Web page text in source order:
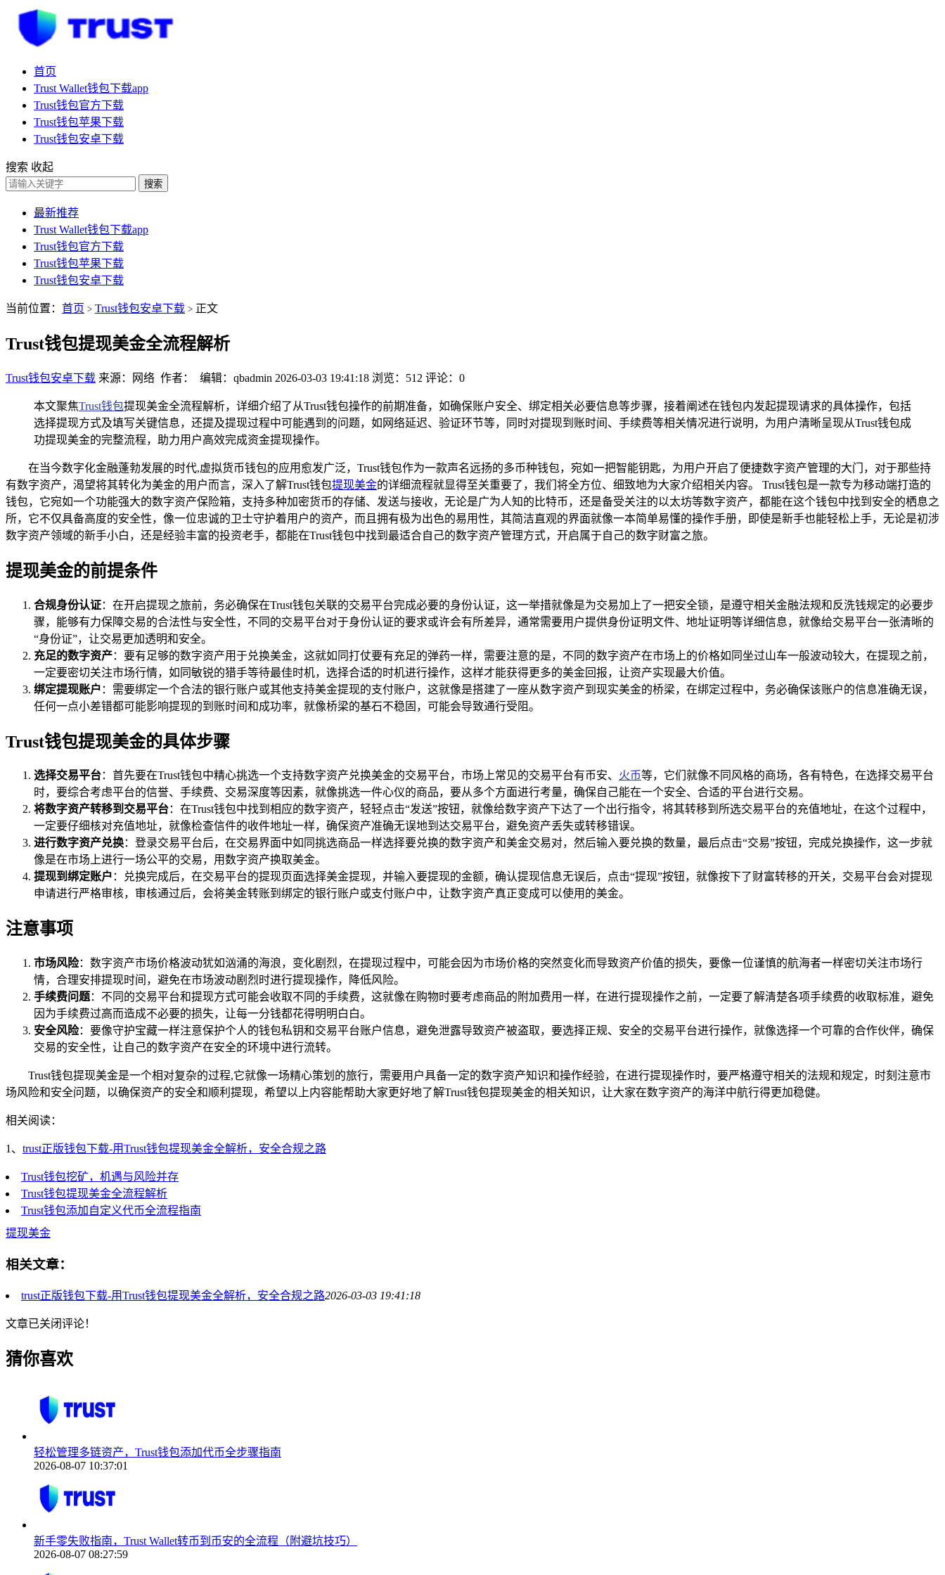
首页
Trust Wallet钱包下载app
Trust钱包官方下载
Trust钱包苹果下载
Trust钱包安卓下载
搜索 收起
搜索
最新推荐
Trust Wallet钱包下载app
Trust钱包官方下载
Trust钱包苹果下载
Trust钱包安卓下载
当前位置： 首页 > Trust钱包安卓下载 > 正文
Trust钱包提现美金全流程解析
Trust钱包安卓下载 来源：网络 作者： 编辑：qbadmin 2026-03-03 19:41:18 浏览：512 评论：0
本文聚焦Trust钱包提现美金全流程解析，详细介绍了从Trust钱包操作的前期准备，如确保账户安全、绑定相关必要信息等步骤，接着阐述在钱包内发起提现请求的具体操作，包括
选择提现方式及填写关键信息，还提及提现过程中可能遇到的问题，如网络延迟、验证环节等，同时对提现到账时间、手续费等相关情况进行说明，为用户清晰呈现从Trust钱包成
功提现美金的完整流程，助力用户高效完成资金提现操作。
在当今数字化金融蓬勃发展的时代,虚拟货币钱包的应用愈发广泛，Trust钱包作为一款声名远扬的多币种钱包，宛如一把智能钥匙，为用户开启了便捷数字资产管理的大门，对于那些持
有数字资产，渴望将其转化为美金的用户而言，深入了解Trust钱包提现美金的详细流程就显得至关重要了，我们将全方位、细致地为大家介绍相关内容。 Trust钱包是一款专为移动端打造的
钱包，它宛如一个功能强大的数字资产保险箱，支持多种加密货币的存储、发送与接收，无论是广为人知的比特币，还是备受关注的以太坊等数字资产，都能在这个钱包中找到安全的栖息之
所，它不仅具备高度的安全性，像一位忠诚的卫士守护着用户的资产，而且拥有极为出色的易用性，其简洁直观的界面就像一本简单易懂的操作手册，即使是新手也能轻松上手，无论是初涉
数字资产领域的新手小白，还是经验丰富的投资老手，都能在Trust钱包中找到最适合自己的数字资产管理方式，开启属于自己的数字财富之旅。
提现美金的前提条件
合规身份认证：在开启提现之旅前，务必确保在Trust钱包关联的交易平台完成必要的身份认证，这一举措就像是为交易加上了一把安全锁，是遵守相关金融法规和反洗钱规定的必要步
骤，能够有力保障交易的合法性与安全性，不同的交易平台对于身份认证的要求或许会有所差异，通常需要用户提供身份证明文件、地址证明等详细信息，就像给交易平台一张清晰的
“身份证”，让交易更加透明和安全。
充足的数字资产：要有足够的数字资产用于兑换美金，这就如同打仗要有充足的弹药一样，需要注意的是，不同的数字资产在市场上的价格如同坐过山车一般波动较大，在提现之前，
一定要密切关注市场行情，如同敏锐的猎手等待最佳时机，选择合适的时机进行操作，这样才能获得更多的美金回报，让资产实现最大价值。
绑定提现账户 ：需要绑定一个合法的银行账户或其他支持美金提现的支付账户，这就像是搭建了一座从数字资产到现实美金的桥梁，在绑定过程中，务必确保该账户的信息准确无误，
任何一点小差错都可能影响提现的到账时间和成功率，就像桥梁的基石不稳固，可能会导致通行受阻。
Trust钱包提现美金的具体步骤
选择交易平台：首先要在Trust钱包中精心挑选一个支持数字资产兑换美金的交易平台，市场上常见的交易平台有币安、 火币等，它们就像不同风格的商场，各有特色，在选择交易平台
时，要综合考虑平台的信誉、手续费、交易深度等因素，就像挑选一件心仪的商品，要从多个方面进行考量，确保自己能在一个安全、合适的平台进行交易。
将数字资产转移到交易平台：在Trust钱包中找到相应的数字资产，轻轻点击“发送”按钮，就像给数字资产下达了一个出行指令，将其转移到所选交易平台的充值地址，在这个过程中，
一定要仔细核对充值地址，就像检查信件的收件地址一样，确保资产准确无误地到达交易平台，避免资产丢失或转移错误。
进行数字资产兑换：登录交易平台后，在交易界面中如同挑选商品一样选择要兑换的数字资产和美金交易对，然后输入要兑换的数量，最后点击“交易”按钮，完成兑换操作，这一步就
像是在市场上进行一场公平的交易，用数字资产换取美金。
提现到绑定账户 ：兑换完成后，在交易平台的提现页面选择美金提现，并输入要提现的金额，确认提现信息无误后，点击“提现”按钮，就像按下了财富转移的开关，交易平台会对提现
申请进行严格审核，审核通过后，会将美金转账到绑定的银行账户或支付账户中，让数字资产真正变成可以使用的美金。
注意事项
市场风险：数字资产市场价格波动犹如汹涌的海浪，变化剧烈，在提现过程中，可能会因为市场价格的突然变化而导致资产价值的损失，要像一位谨慎的航海者一样密切关注市场行
情，合理安排提现时间，避免在市场波动剧烈时进行提现操作，降低风险。
手续费问题：不同的交易平台和提现方式可能会收取不同的手续费，这就像在购物时要考虑商品的附加费用一样，在进行提现操作之前，一定要了解清楚各项手续费的收取标准，避免
因为手续费过高而造成不必要的损失，让每一分钱都花得明明白白。
安全风险：要像守护宝藏一样注意保护个人的钱包私钥和交易平台账户信息，避免泄露导致资产被盗取，要选择正规、安全的交易平台进行操作，就像选择一个可靠的合作伙伴，确保
交易的安全性，让自己的数字资产在安全的环境中进行流转。
Trust钱包提现美金是一个相对复杂的过程,它就像一场精心策划的旅行，需要用户具备一定的数字资产知识和操作经验，在进行提现操作时，要严格遵守相关的法规和规定，时刻注意市
场风险和安全问题，以确保资产的安全和顺利提现，希望以上内容能帮助大家更好地了解Trust钱包提现美金的相关知识，让大家在数字资产的海洋中航行得更加稳健。
相关阅读：
1、 trust正版钱包下载-用Trust钱包提现美金全解析，安全合规之路
Trust钱包挖矿，机遇与风险并存
Trust钱包提现美金全流程解析
Trust钱包添加自定义代币全流程指南
提现美金
相关文章：
trust正版钱包下载-用Trust钱包提现美金全解析，安全合规之路2026-03-03 19:41:18
文章已关闭评论！
猜你喜欢
轻松管理多链资产，Trust钱包添加代币全步骤指南
2026-08-07 10:37:01
新手零失败指南，Trust Wallet转币到币安的全流程（附避坑技巧）
2026-08-07 08:27:59